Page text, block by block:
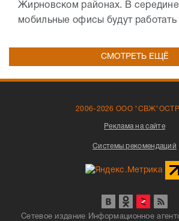
Жирновском районах. В середине
мобильные офисы будут работать
СМОТРЕТЬ ЕЩЁ
2006-2026 ООО
Реклама на сайте
Системы рекомендаций
Сетевое издание Информационное